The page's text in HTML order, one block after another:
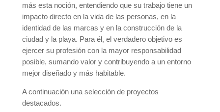
más esta noción, entendiendo que su trabajo tiene un
impacto directo en la vida de las personas, en la
identidad de las marcas y en la construcción de la
ciudad y la playa. Para él, el verdadero objetivo es
ejercer su profesión con la mayor responsabilidad
posible, sumando valor y contribuyendo a un entorno
mejor diseñado y más habitable.
A continuación una selección de proyectos
destacados.